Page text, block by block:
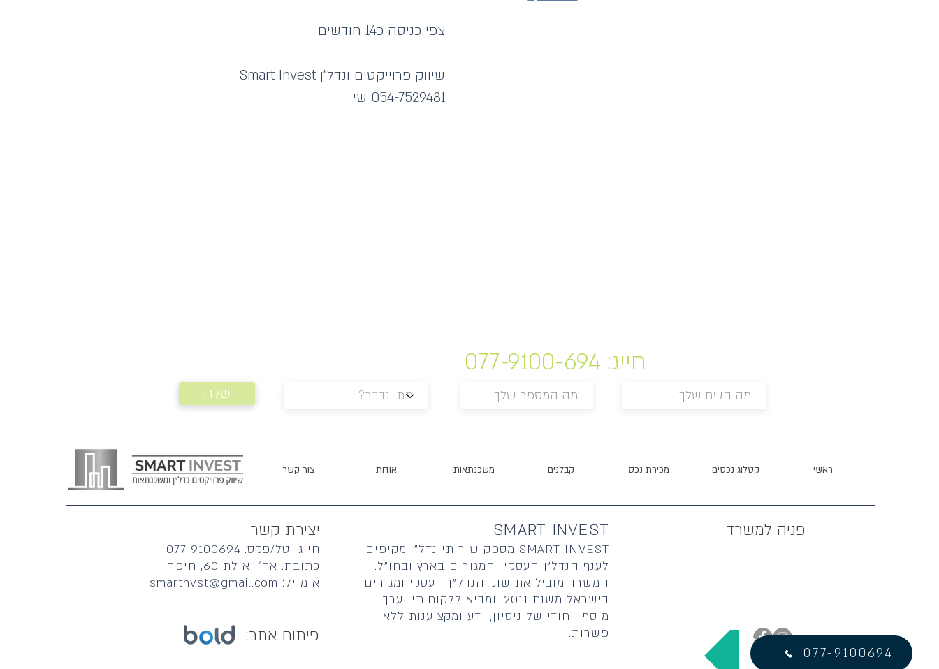
צפי כניסה כ14 חודשים
שיווק פרוייקטים ונדל"ן Smart Invest
054-7529481 שי
חייג: 077-9100-694
שלח
?מעוניין בנכס הזה
077-9100694
ראשי קטלוג נכסים מכירת נכס קבלנים משכנתאות אודות צור קשר
יצירת קשר
חייגו טל/פקס: 077-9100694
כתובת: אח״י אילת 60, חיפה
אימייל: smartnvst@gmail.com
פיתוח אתר:
SMART INVEST
SMART INVEST מספק שירותי נדל"ן מקיפים
לענף הנדל"ן העסקי והמגורים בארץ ובחו"ל.
המשרד מוביל את שוק הנדל"ן העסקי ומגורים
בישראל משנת 2011, ומביא ללקוחותיו ערך
מוסף ייחודי של ניסיון, ידע ומקצוענות ללא
פשרות.
פניה למשרד